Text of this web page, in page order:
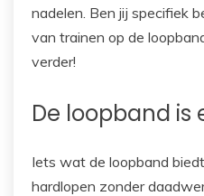
nadelen. Ben jij specifiek
van trainen op de
verder!
De loopband is
Iets wat de loopband
hardlopen zonder